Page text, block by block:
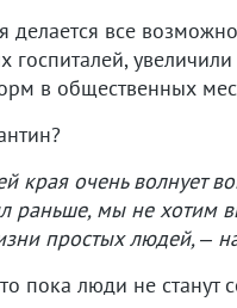
делается все
госпиталей,
в общественных
края очень волнует
раньше, мы не хотим
простых людей, –
пока люди не станут